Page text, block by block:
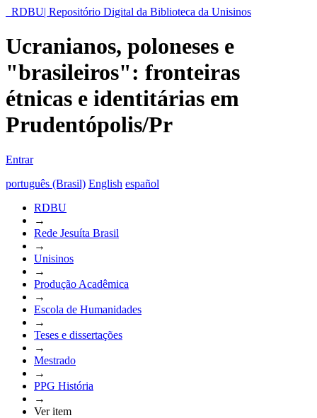
RDBU| Repositório Digital da Biblioteca da Unisinos
Ucranianos, poloneses e
"brasileiros": fronteiras
étnicas e identitárias em
Prudentópolis/Pr
Entrar
português (Brasil) English español
RDBU
→
Rede Jesuíta Brasil
→
Unisinos
→
Produção Acadêmica
→
Escola de Humanidades
→
Teses e dissertações
→
Mestrado
→
PPG História
→
Ver item